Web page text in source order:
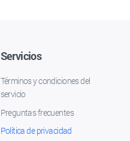
Servicios
Términos y condiciones del
servicio
Preguntas frecuentes
Política de privacidad